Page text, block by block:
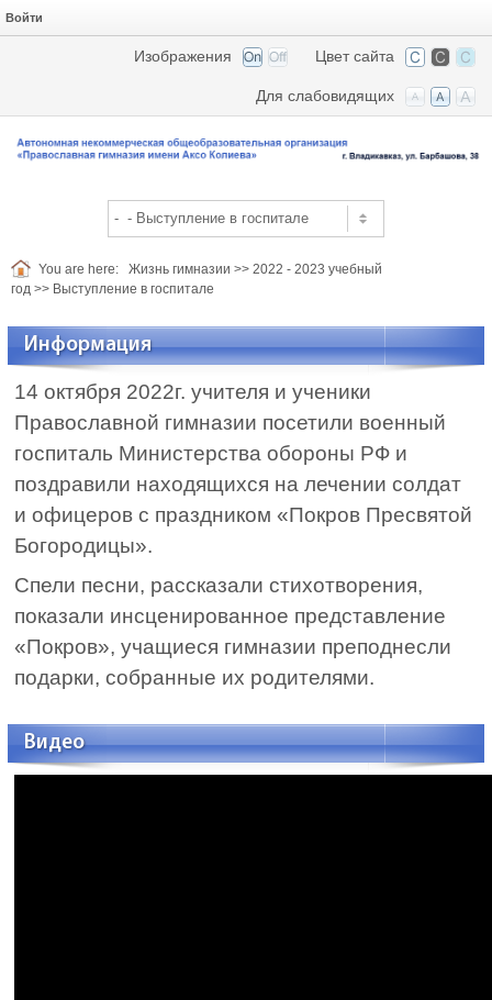
Войти
Цвет сайта
Изображения
Для слабовидящих
You are here: Жизнь гимназии >> 2022 - 2023 учебный
год >> Выступление в госпитале
Информация
14 октября 2022г. учителя и ученики
Православной гимназии посетили военный
госпиталь Министерства обороны РФ и
поздравили находящихся на лечении солдат
и офицеров с праздником «Покров Пресвятой
Богородицы».
Спели песни, рассказали стихотворения,
показали инсценированное представление
«Покров», учащиеся гимназии преподнесли
подарки, собранные их родителями.
Видео